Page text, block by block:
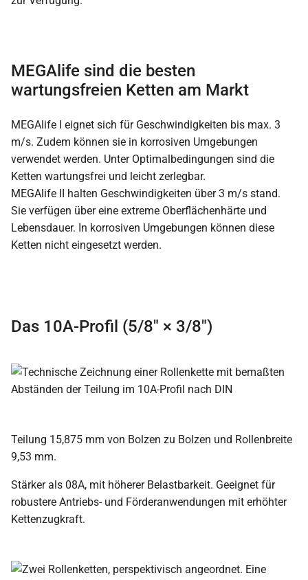
MEGAlife sind die besten
wartungsfreien Ketten am Markt
MEGAlife I eignet sich für Geschwindigkeiten bis max. 3
m/s. Zudem können sie in korrosiven Umgebungen
verwendet werden. Unter Optimalbedingungen sind die
Ketten wartungsfrei und leicht zerlegbar.
MEGAlife II halten Geschwindigkeiten über 3 m/s stand.
Sie verfügen über eine extreme Oberflächenhärte und
Lebensdauer. In korrosiven Umgebungen können diese
Ketten nicht eingesetzt werden.
Das 10A-Profil (5/8″ × 3/8″)
Teilung 15,875 mm von Bolzen zu Bolzen und Rollenbreite
9,53 mm.
Stärker als 08A, mit höherer Belastbarkeit. Geeignet für
robustere Antriebs- und Förderanwendungen mit erhöhter
Kettenzugkraft.